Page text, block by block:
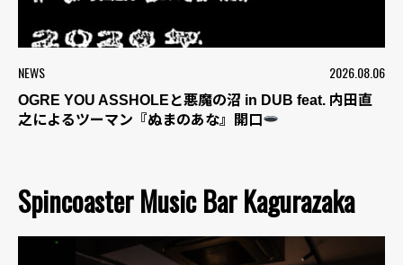
NEWS 2026.08.06
OGRE YOU ASSHOLEと悪魔の沼 in DUB feat. 内田直
之によるツーマン『ぬまのあな』開口
Spincoaster Music Bar Kagurazaka